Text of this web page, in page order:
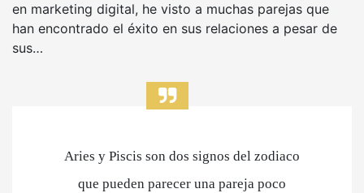
en marketing digital, he visto a muchas parejas que
han encontrado el éxito en sus relaciones a pesar de
sus…
Aries y Piscis son dos signos del zodiaco
que pueden parecer una pareja poco